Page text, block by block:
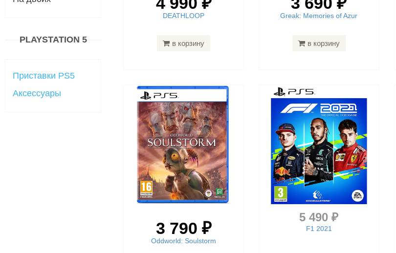
PLAYSTATION 5
Приставки PS5
Аксессуары
DEATHLOOP
в корзину
Greak: Memories of Azur
в корзину
3 790 ₽
Oddworld: Soulstorm
5 490 ₽
F1 2021